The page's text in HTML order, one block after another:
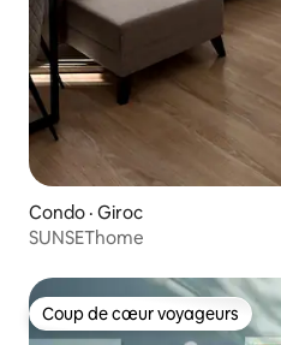
Condo · Giroc
SUNSEThome
Coup de cœur voyageurs
Coup de cœur voyageurs